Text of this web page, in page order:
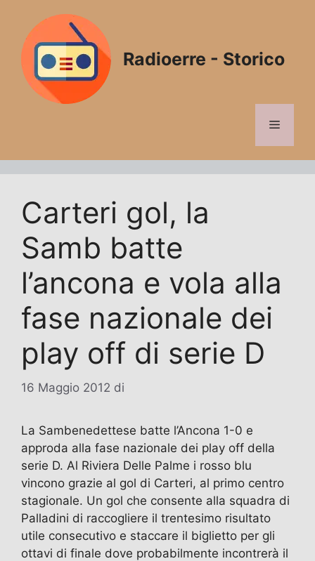
contenuto
Radioerre - Storico
Menu
Carteri gol, la
Samb batte
l’ancona e vola alla
fase nazionale dei
play off di serie D
16 Maggio 2012 di
La Sambenedettese batte l’Ancona 1-0 e
approda alla fase nazionale dei play off della
serie D. Al Riviera Delle Palme i rosso blu
vincono grazie al gol di Carteri, al primo centro
stagionale. Un gol che consente alla squadra di
Palladini di raccogliere il trentesimo risultato
utile consecutivo e staccare il biglietto per gli
ottavi di finale dove probabilmente incontrerà il